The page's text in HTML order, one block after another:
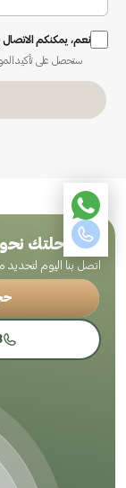
نعم، يمكنكم الاتصال
ستحصل على تأكيد
ابدأ رحلتك
اتصل بنا اليوم